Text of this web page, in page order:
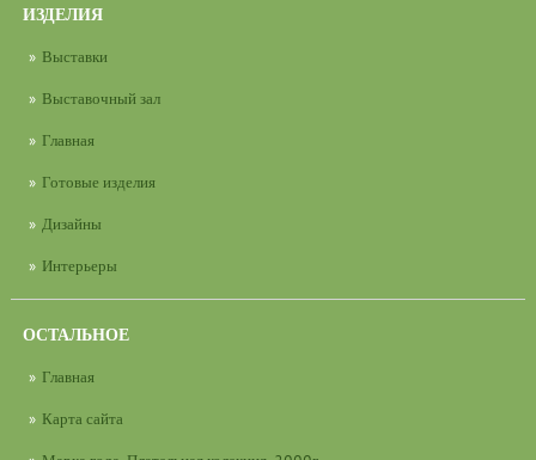
ИЗДЕЛИЯ
Выставки
Выставочный зал
Главная
Готовые изделия
Дизайны
Интерьеры
ОСТАЛЬНОЕ
Главная
Карта сайта